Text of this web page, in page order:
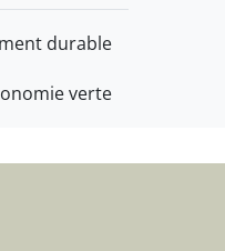
durable
verte